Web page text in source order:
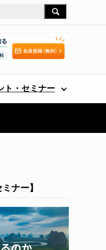
ト・セミナー
ナー】